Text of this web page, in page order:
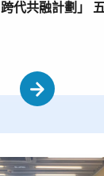
跨代共融計劃」